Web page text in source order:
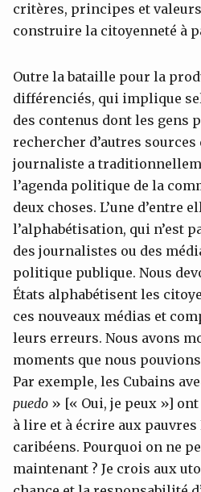
critères, principes et
construire la citoyenneté à
Outre la bataille pour la
différenciés, qui implique
des contenus dont les gens
rechercher d’autres sources
journaliste a
l’agenda politique de la
deux choses. L’une d’entre
l’alphabétisation, qui n’est
des journalistes ou des
politique publique. Nous
États alphabétisent les
ces nouveaux médias et
leurs erreurs. Nous avons
moments que nous
Par exemple, les Cubains
puedo » [« Oui, je peux »]
à lire et à écrire aux
caribéens. Pourquoi on ne
maintenant ? Je crois aux